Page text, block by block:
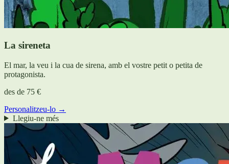
La sireneta
El mar, la veu i la cua de sirena, amb el vostre petit o petita de
protagonista.
des de 75 €
Personalitzeu-lo →
Llegiu-ne més